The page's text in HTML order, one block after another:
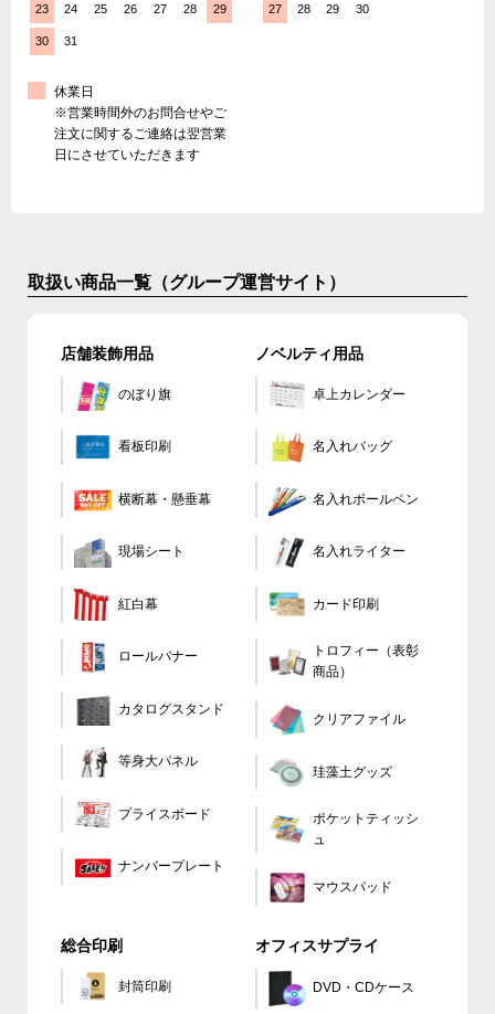
23 24 25 26 27 28 29
30 31
27 28 29 30
休業日
※営業時間外のお問合せやご
注文に関するご連絡は翌営業
日にさせていただきます
取扱い商品一覧（グループ運営サイト）
店舗装飾用品
のぼり旗
看板印刷
横断幕・懸垂幕
現場シート
紅白幕
ロールバナー
カタログスタンド
等身大パネル
プライスボード
ナンバープレート
ノベルティ用品
卓上カレンダー
名入れバッグ
名入れボールペン
名入れライター
カード印刷
トロフィー（表彰
商品）
クリアファイル
珪藻土グッズ
ポケットティッシ
ュ
マウスパッド
総合印刷
封筒印刷
オフィスサプライ
DVD・CDケース